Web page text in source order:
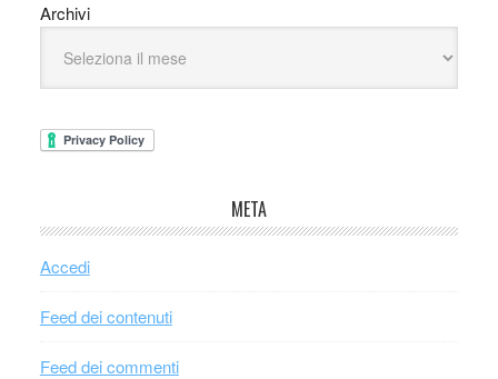
Archivi
META
Accedi
Feed dei contenuti
Feed dei commenti